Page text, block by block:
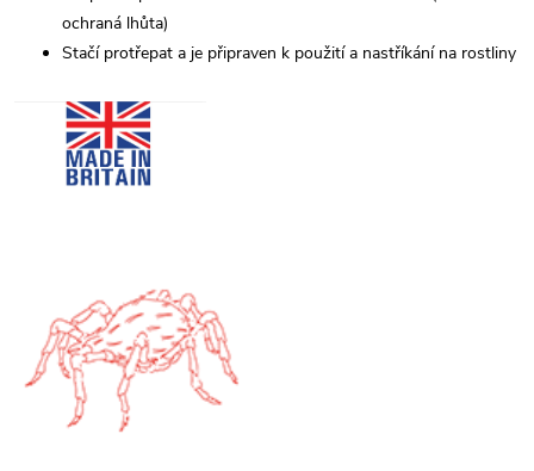
ochraná lhůta)
Stačí protřepat a je připraven k použití a nastříkání na rostliny